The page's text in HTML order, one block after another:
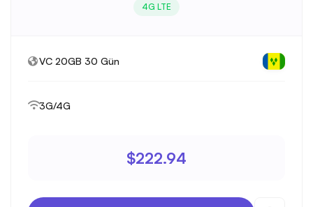
4G LTE
VC 20GB 30 Gün
3G/4G
$222.94